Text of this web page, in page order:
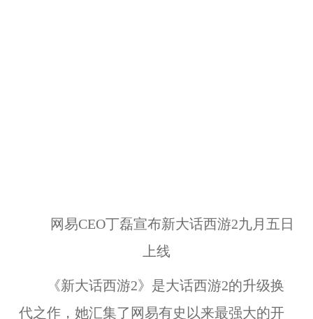
网易CEO丁磊宣布新大话西游2九月五日
上线
《新大话西游2》是大话西游2的升级换
代之作，她汇集了网易有史以来最强大的开